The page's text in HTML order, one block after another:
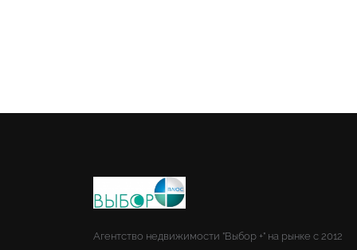
Агентство недвижимости "Выбор +" на рынке с 2012